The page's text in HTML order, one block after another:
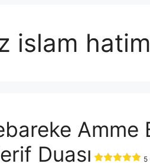
islam
Amme
Duası
5